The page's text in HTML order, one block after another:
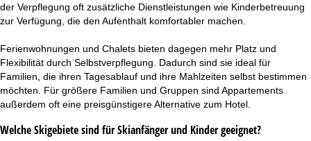
der Verpflegung oft zusätzliche Dienstleistungen wie Kinderbetreuung
zur Verfügung, die den Aufenthalt komfortabler machen.
Ferienwohnungen und Chalets bieten dagegen mehr Platz und
Flexibilität durch Selbstverpflegung. Dadurch sind sie ideal für
Familien, die ihren Tagesablauf und ihre Mahlzeiten selbst bestimmen
möchten. Für größere Familien und Gruppen sind Appartements
außerdem oft eine preisgünstigere Alternative zum Hotel.
Welche Skigebiete sind für Skianfänger und Kinder geeignet?